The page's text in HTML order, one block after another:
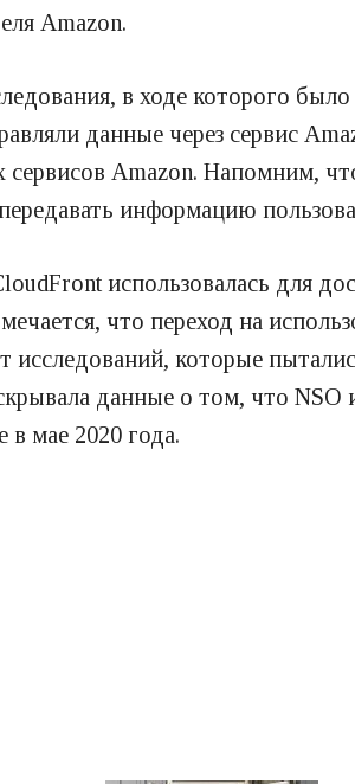
Amazon.
в ходе которого
данные через сервис
Amazon. Напомним,
информацию
использовалась для
что переход на
исследований, которые
данные о том, что NSO
в мае 2020 года.